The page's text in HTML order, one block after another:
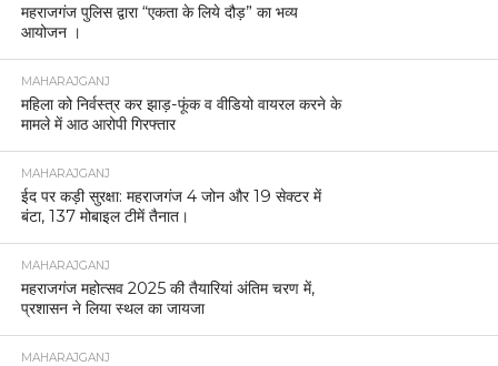
महराजगंज पुलिस द्वारा “एकता के लिये दौड़” का भव्य
आयोजन ।
MAHARAJGANJ
महिला को निर्वस्त्र कर झाड़-फूंक व वीडियो वायरल करने के
मामले में आठ आरोपी गिरफ्तार
MAHARAJGANJ
ईद पर कड़ी सुरक्षा: महराजगंज 4 जोन और 19 सेक्टर में
बंटा, 137 मोबाइल टीमें तैनात।
MAHARAJGANJ
महराजगंज महोत्सव 2025 की तैयारियां अंतिम चरण में,
प्रशासन ने लिया स्थल का जायजा
MAHARAJGANJ